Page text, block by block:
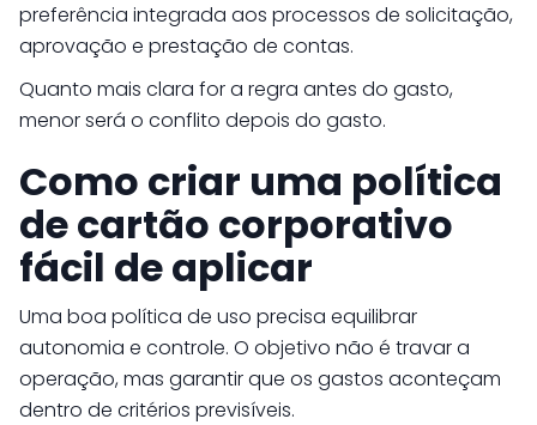
preferência integrada aos processos de solicitação,
aprovação e prestação de contas.
Quanto mais clara for a regra antes do gasto,
menor será o conflito depois do gasto.
Como criar uma política
de cartão corporativo
fácil de aplicar
Uma boa política de uso precisa equilibrar
autonomia e controle. O objetivo não é travar a
operação, mas garantir que os gastos aconteçam
dentro de critérios previsíveis.